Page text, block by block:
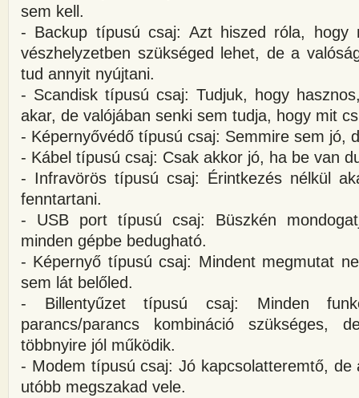
sem kell.
- Backup típusú csaj: Azt hiszed róla, hogy
vészhelyzetben szükséged lehet, de a
tud annyit nyújtani.
- Scandisk típusú csaj: Tudjuk, hogy
akar, de valójában senki sem tudja, hogy mit
- Képernyővédő típusú csaj: Semmire sem jó,
- Kábel típusú csaj: Csak akkor jó, ha be van
- Infravörös típusú csaj: Érintkezés nélkül
fenntartani.
- USB port típusú csaj: Büszkén
minden gépbe bedugható.
- Képernyő típusú csaj: Mindent megmutat
sem lát belőled.
- Billentyűzet típusú csaj: Minden
parancs/parancs kombináció szükséges,
többnyire jól működik.
- Modem típusú csaj: Jó kapcsolatteremtő, de
utóbb megszakad vele.